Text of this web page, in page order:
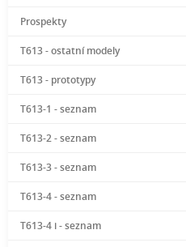
Prospekty
T613 - ostatní modely
T613 - prototypy
T613-1 - seznam
T613-2 - seznam
T613-3 - seznam
T613-4 - seznam
T613-4 i - seznam